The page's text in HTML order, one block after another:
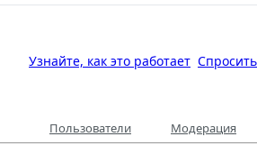
Узнайте, как это работает Спросить
Пользователи Модерация